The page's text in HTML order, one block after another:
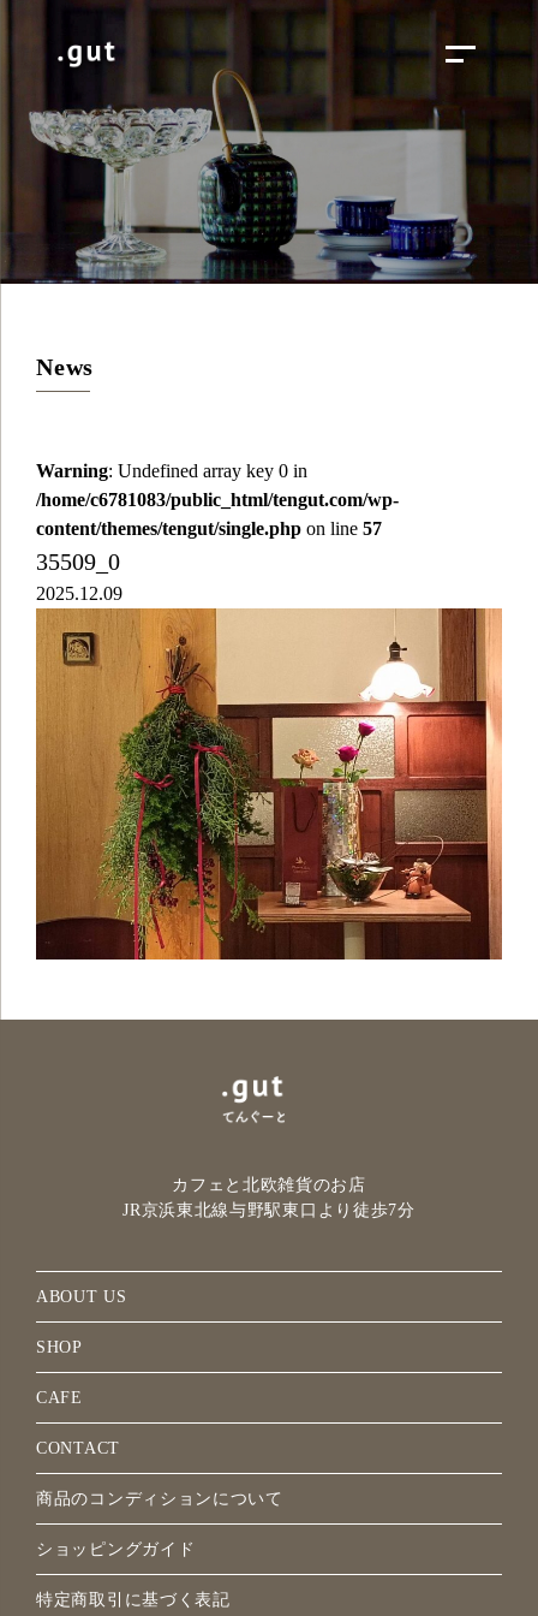
News
Warning: Undefined array key 0 in
/home/c6781083/public_html/tengut.com/wp-
content/themes/tengut/single.php on line 57
35509_0
2025.12.09
カフェと北欧雑貨のお店
JR京浜東北線与野駅東口より徒歩7分
ABOUT US
SHOP
CAFE
CONTACT
商品のコンディションについて
ショッピングガイド
特定商取引に基づく表記